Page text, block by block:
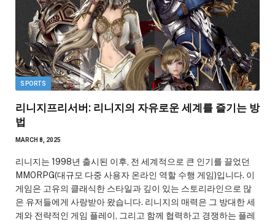
SPORTS
리니지프리서버: 리니지의 자유로운 세계를 즐기는 방
법
MARCH 8, 2025
리니지는 1998년 출시된 이후, 전 세계적으로 큰 인기를 끌었던
MMORPG(대규모 다중 사용자 온라인 역할 수행 게임)입니다. 이
게임은 고유의 클래식한 스타일과 깊이 있는 스토리라인으로 많
은 유저들에게 사랑받아 왔습니다. 리니지의 매력은 그 방대한 세
계와 전략적인 게임 플레이, 그리고 함께 협력하고 경쟁하는 플레